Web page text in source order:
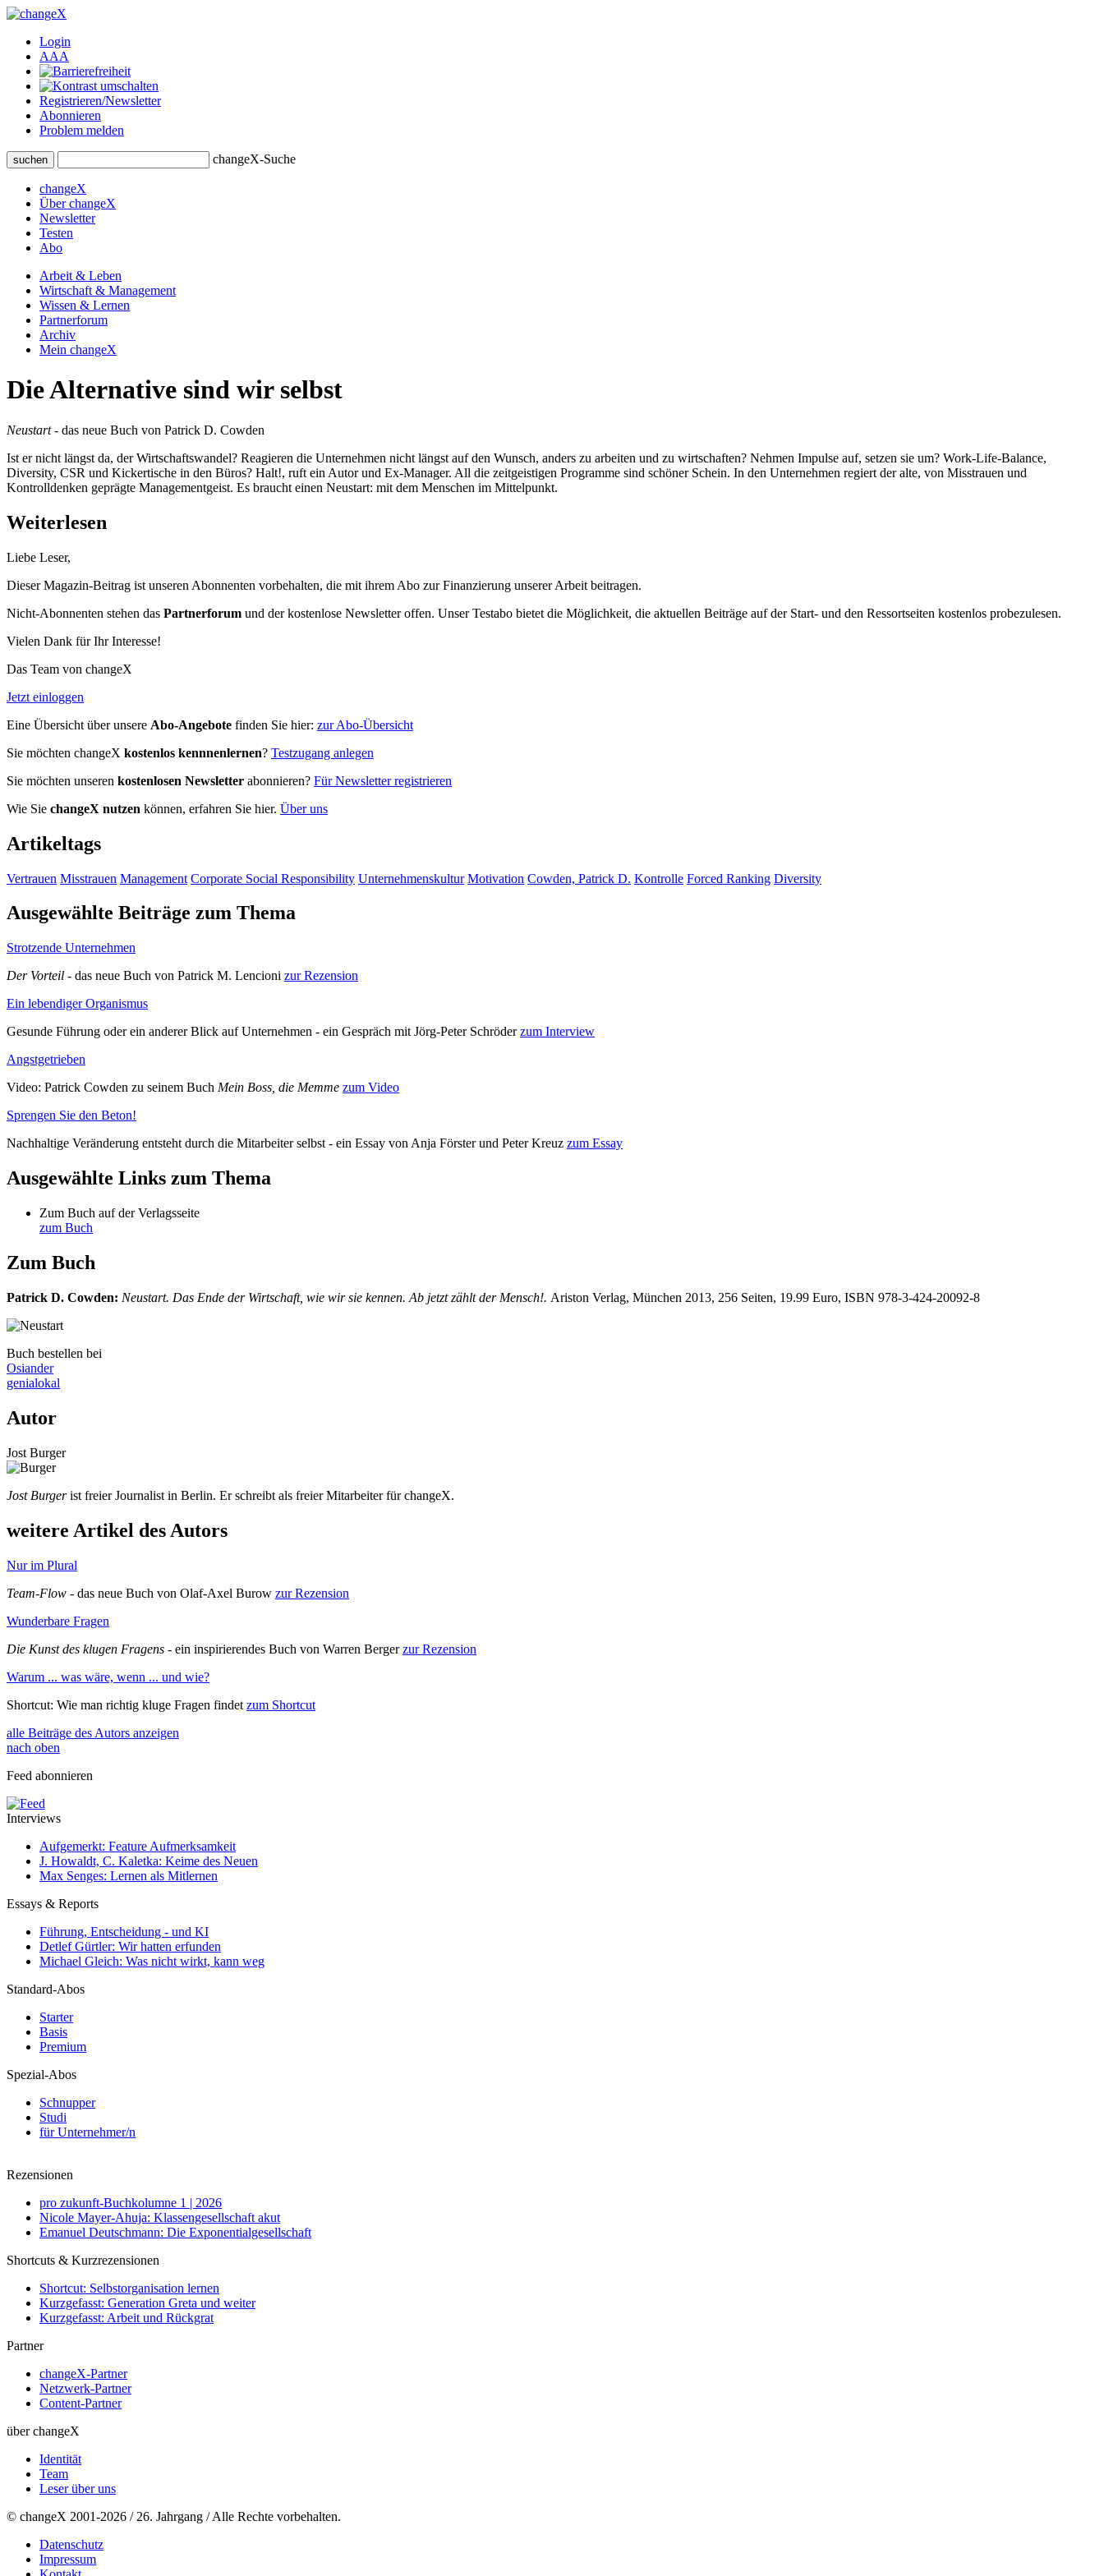
Login
AAA
Registrieren/Newsletter
Abonnieren
Problem melden
suchen changeX-Suche
changeX
Über changeX
Newsletter
Testen
Abo
Arbeit & Leben
Wirtschaft & Management
Wissen & Lernen
Partnerforum
Archiv
Mein changeX
Die Alternative sind wir selbst
Neustart- das neue Buch von Patrick D. Cowden
Ist er nicht längst da, der Wirtschaftswandel? Reagieren die Unternehmen nicht längst auf den Wunsch, anders zu arbeiten und zu wirtschaften? Nehmen Impulse auf, setzen sie um? Work-Life-Balance,
Diversity, CSR und Kickertische in den Büros? Halt!, ruft ein Autor und Ex-Manager. All die zeitgeistigen Programme sind schöner Schein. In den Unternehmen regiert der alte, von Misstrauen und
Kontrolldenken geprägte Managementgeist. Es braucht einen Neustart: mit dem Menschen im Mittelpunkt.
Weiterlesen
Liebe Leser,
Dieser Magazin-Beitrag ist unseren Abonnenten vorbehalten, die mit ihrem Abo zur Finanzierung unserer Arbeit beitragen.
Nicht-Abonnenten stehen das Partnerforum und der kostenlose Newsletter offen. Unser Testabo bietet die Möglichkeit, die aktuellen Beiträge auf der Start- und den Ressortseiten kostenlos probezulesen.
Vielen Dank für Ihr Interesse!
Das Team von changeX
Jetzt einloggen
Eine Übersicht über unsere Abo-Angebote finden Sie hier: zur Abo-Übersicht
Sie möchten changeX kostenlos kennnenlernen? Testzugang anlegen
Sie möchten unseren kostenlosen Newsletter abonnieren? Für Newsletter registrieren
Wie Sie changeX nutzen können, erfahren Sie hier. Über uns
Artikeltags
Vertrauen Misstrauen Management Corporate Social Responsibility Unternehmenskultur Motivation Cowden, Patrick D. Kontrolle Forced Ranking Diversity
Ausgewählte Beiträge zum Thema
Strotzende Unternehmen
Der Vorteil - das neue Buch von Patrick M. Lencioni zur Rezension
Ein lebendiger Organismus
Gesunde Führung oder ein anderer Blick auf Unternehmen - ein Gespräch mit Jörg-Peter Schröderzum Interview
Angstgetrieben
Video: Patrick Cowden zu seinem Buch Mein Boss, die Memme zum Video
Sprengen Sie den Beton!
Nachhaltige Veränderung entsteht durch die Mitarbeiter selbst - ein Essay von Anja Förster und Peter Kreuz zum Essay
Ausgewählte Links zum Thema
Zum Buch auf der Verlagsseite
zum Buch
Zum Buch
Patrick D. Cowden: Neustart. Das Ende der Wirtschaft, wie wir sie kennen. Ab jetzt zählt der Mensch!. Ariston Verlag, München 2013, 256 Seiten, 19.99 Euro, ISBN 978-3-424-20092-8
Buch bestellen bei
Osiander
genialokal
Autor
Jost Burger
Jost Burgerist freier Journalist in Berlin. Er schreibt als freier Mitarbeiter für changeX.
weitere Artikel des Autors
Nur im Plural
Team-Flow - das neue Buch von Olaf-Axel Burow zur Rezension
Wunderbare Fragen
Die Kunst des klugen Fragens - ein inspirierendes Buch von Warren Bergerzur Rezension
Warum ... was wäre, wenn ... und wie?
Shortcut: Wie man richtig kluge Fragen findet zum Shortcut
alle Beiträge des Autors anzeigen
nach oben
Feed abonnieren
Interviews
Aufgemerkt: Feature Aufmerksamkeit
J. Howaldt, C. Kaletka: Keime des Neuen
Max Senges: Lernen als Mitlernen
Essays & Reports
Führung, Entscheidung - und KI
Detlef Gürtler: Wir hatten erfunden
Michael Gleich: Was nicht wirkt, kann weg
Standard-Abos
Starter
Basis
Premium
Spezial-Abos
Schnupper
Studi
für Unternehmer/n
Rezensionen
pro zukunft-Buchkolumne 1 | 2026
Nicole Mayer-Ahuja: Klassengesellschaft akut
Emanuel Deutschmann: Die Exponentialgesellschaft
Shortcuts & Kurzrezensionen
Shortcut: Selbstorganisation lernen
Kurzgefasst: Generation Greta und weiter
Kurzgefasst: Arbeit und Rückgrat
Partner
changeX-Partner
Netzwerk-Partner
Content-Partner
über changeX
Identität
Team
Leser über uns
© changeX 2001-2026 / 26. Jahrgang / Alle Rechte vorbehalten.
Datenschutz
Impressum